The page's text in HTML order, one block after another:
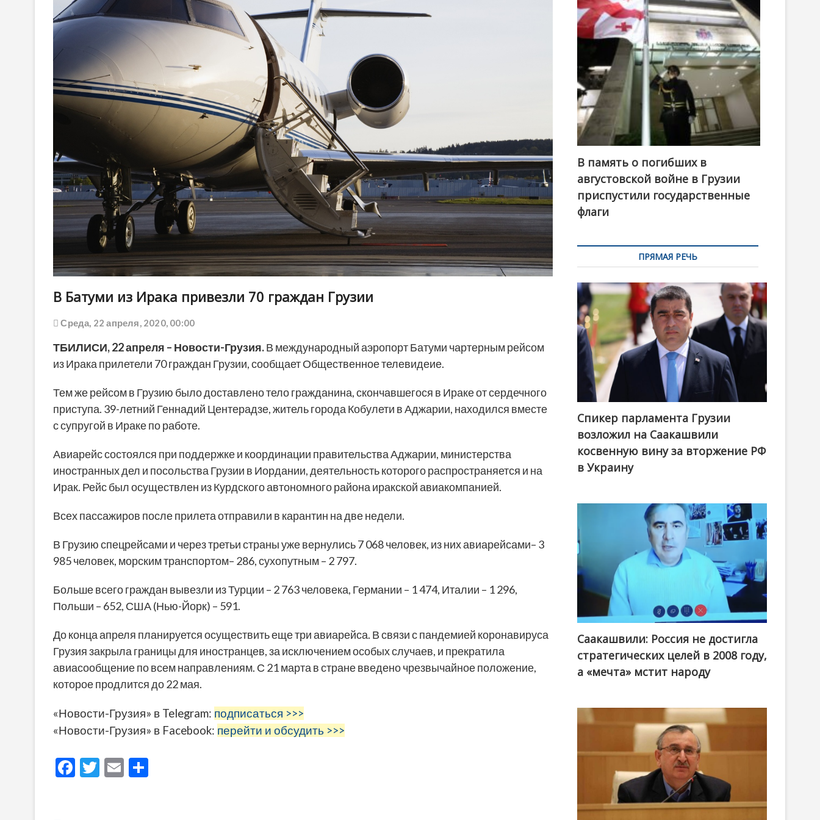
o
n
В Батуми из Ирака привезли 70 граждан Грузии
Среда, 22 апреля, 2020, 00:00
ТБИЛИСИ,22 апреля – Новости-Грузия.В международный аэропорт Батуми чартерным рейсом
из Ирака прилетели 70 граждан Грузии, сообщает Общественное телевидеие.
Тем же рейсом в Грузию было доставлено тело гражданина, скончавшегося в Ираке от сердечного
приступа. 39-летний Геннадий Центерадзе, житель города Кобулети в Аджарии, находился вместе
с супругой в Ираке по работе.
Авиарейс состоялся при поддержке и координации правительства Аджарии, министерства
иностранных дел и посольства Грузии в Иордании, деятельность которого распространяется и на
Ирак. Рейс был осуществлен из Курдского автономного района иракской авиакомпанией.
Всех пассажиров после прилета отправили в карантин на две недели.
В Грузию спецрейсами и через третьи страны уже вернулись 7 068 человек, из них авиарейсами– 3
985 человек, морским транспортом– 286, сухопутным – 2 797.
Больше всего граждан вывезли из Турции – 2 763 человека, Германии – 1 474, Италии – 1 296,
Польши – 652, США (Нью-Йорк) – 591.
До конца апреля планируется осуществить еще три авиарейса. В связи с пандемией коронавируса
Грузия закрыла границы для иностранцев, за исключением особых случаев, и прекратила
авиасообщение по всем направлениям. С 21 марта в стране введено чрезвычайное положение,
которое продлится до 22 мая.
«Новости-Грузия» в Telegram: подписаться >>>
«Новости-Грузия» в Facebook: перейти и обсудить >>>
F
T
E
В память о погибших в
августовской войне в Грузии
приспустили государственные
флаги
ПРЯМАЯ РЕЧЬ
Спикер парламента Грузии
возложил на Саакашвили
косвенную вину за вторжение РФ
в Украину
Саакашвили: Россия не достигла
стратегических целей в 2008 году,
а «мечта» мстит народу